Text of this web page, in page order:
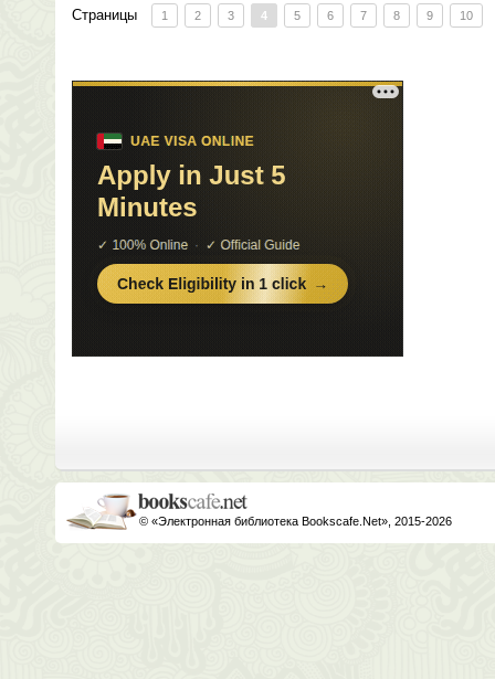
Страницы 1 2 3 4 5 6 7 8 9 10
© «Электронная библиотека Bookscafe.Net», 2015-2026